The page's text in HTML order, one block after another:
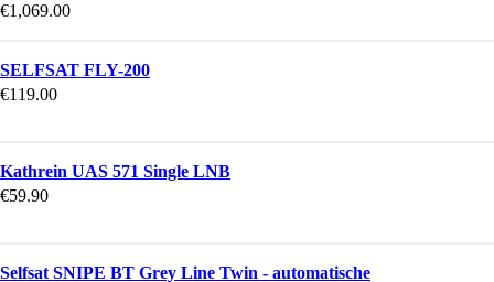
€1,069.00
SELFSAT FLY-200
€119.00
Kathrein UAS 571 Single LNB
€59.90
Selfsat SNIPE BT Grey Line Twin - automatische